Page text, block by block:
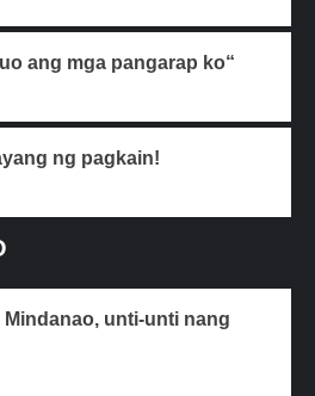
ang mga pangarap ko“
ng pagkain!
unti-unti nang